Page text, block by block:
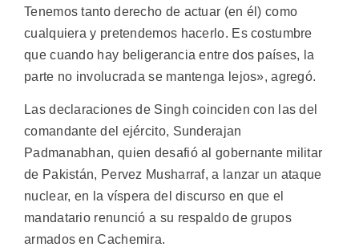
Tenemos tanto derecho de actuar (en él) como
cualquiera y pretendemos hacerlo. Es costumbre
que cuando hay beligerancia entre dos países, la
parte no involucrada se mantenga lejos», agregó.
Las declaraciones de Singh coinciden con las del
comandante del ejército, Sunderajan
Padmanabhan, quien desafió al gobernante militar
de Pakistán, Pervez Musharraf, a lanzar un ataque
nuclear, en la víspera del discurso en que el
mandatario renunció a su respaldo de grupos
armados en Cachemira.